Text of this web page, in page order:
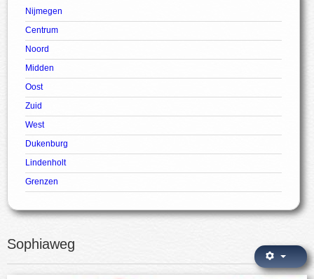
Nijmegen
Centrum
Noord
Midden
Oost
Zuid
West
Dukenburg
Lindenholt
Grenzen
Sophiaweg